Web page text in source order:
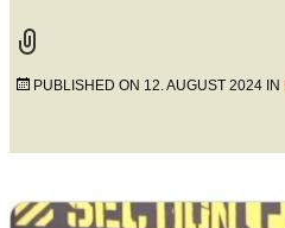
PUBLISHED ON 12. AUGUST 2024 IN